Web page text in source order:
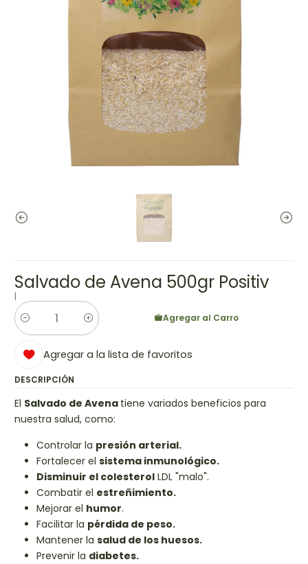
Salvado de Avena 500gr Positiv
|
Cantidad
Agregar al Carro
Agregar a la lista de favoritos
DESCRIPCIÓN
El Salvado de Avena tiene variados beneficios para
nuestra salud, como:
Controlar la presión arterial.
Fortalecer el sistema inmunológico.
Disminuir el colesterol LDL "malo".
Combatir el estreñimiento.
Mejorar el humor.
Facilitar la pérdida de peso.
Mantener la salud de los huesos.
Prevenir la diabetes.